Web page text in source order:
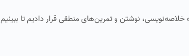
نوشتن و تمرین‌های منطقی قرار دادیم تا ببینیم